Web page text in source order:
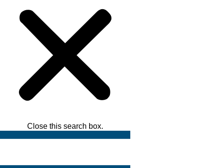
Close this search box.